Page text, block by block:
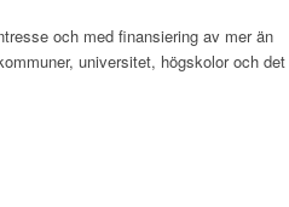
och med finansiering av mer än
universitet, högskolor och det